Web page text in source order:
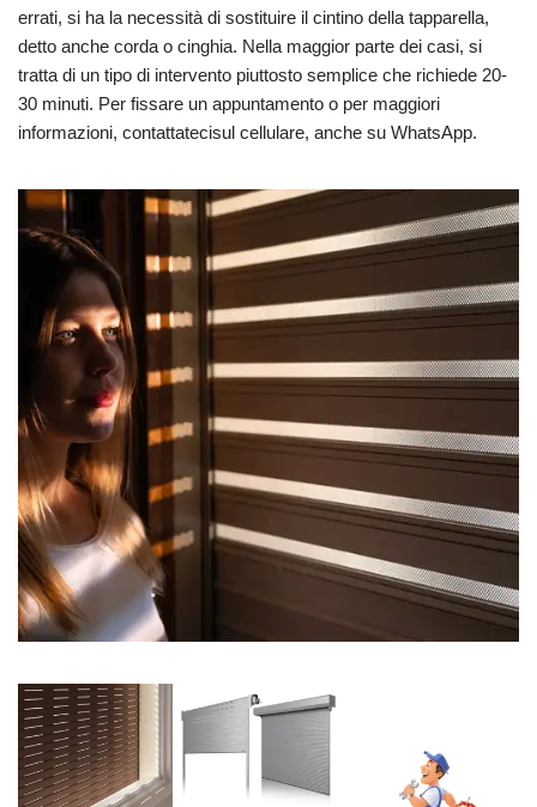
errati, si ha la necessità di sostituire il cintino della tapparella,
detto anche corda o cinghia. Nella maggior parte dei casi, si
tratta di un tipo di intervento piuttosto semplice che richiede 20-
30 minuti. Per fissare un appuntamento o per maggiori
informazioni, contattatecisul cellulare, anche su WhatsApp.